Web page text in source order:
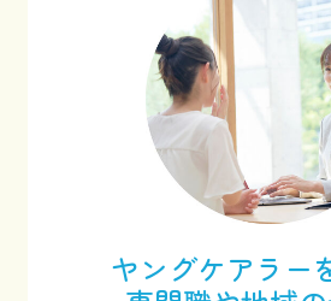
ヤングケアラー